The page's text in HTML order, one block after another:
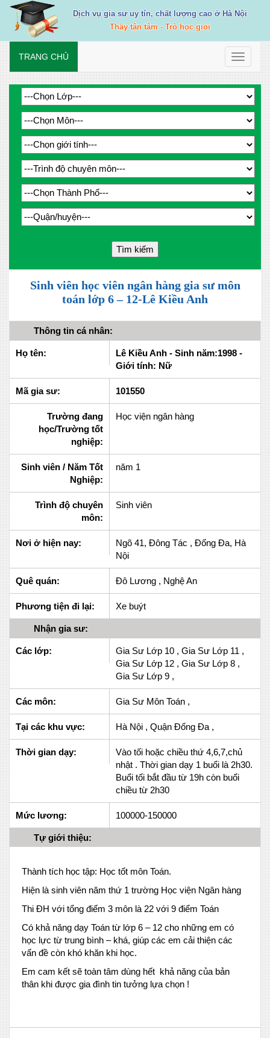
Dịch vụ gia sư uy tín, chất lượng cao ở Hà Nội
Thầy tận tâm - Trò học giỏi
Toggle
TRANG CHỦ
Sinh viên học viên ngân hàng gia sư môn
toán lớp 6 – 12-Lê Kiều Anh
Thông tin cá nhân:
Họ tên:
Lê Kiều Anh - Sinh năm:1998 -
Giới tính: Nữ
Mã gia sư: 101550
Trường đang
học/Trường tốt
nghiệp:
Học viện ngân hàng
Sinh viên / Năm Tốt
Nghiệp:
năm 1
Trình độ chuyên
môn:
Sinh viên
Nơi ở hiện nay:
Ngõ 41, Đông Tác , Đống Đa, Hà
Nội
Quê quán: Đô Lương , Nghệ An
Phương tiện đi lại: Xe buýt
Nhận gia sư:
Các lớp:
Gia Sư Lớp 10 , Gia Sư Lớp 11 ,
Gia Sư Lớp 12 , Gia Sư Lớp 8 ,
Gia Sư Lớp 9 ,
Các môn: Gia Sư Môn Toán ,
Tại các khu vực: Hà Nội , Quận Đống Đa ,
Thời gian dạy:
Vào tối hoặc chiều thứ 4,6,7,chủ
nhật . Thời gian dạy 1 buổi là 2h30.
Buổi tối bắt đầu từ 19h còn buổi
chiều từ 2h30
Mức lương: 100000-150000
Tự giới thiệu:
Thành tích học tập: Học tốt môn Toán.
Hiện là sinh viên năm thứ 1 trường Học viện Ngân hàng
Thi ĐH với tổng điểm 3 môn là 22 với 9 điểm Toán
Có khả năng dạy Toán từ lớp 6 – 12 cho những em có
học lực từ trung bình – khá, giúp các em cải thiện các
vấn đề còn khó khăn khi học.
Em cam kết sẽ toàn tâm dùng hết khả năng của bản
thân khi được gia đình tin tưởng lựa chọn !